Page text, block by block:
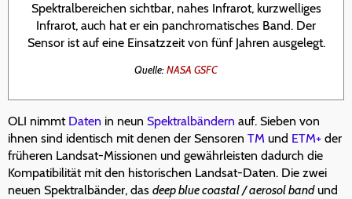
Spektralbereichen sichtbar, nahes Infrarot, kurzwelliges
Infrarot, auch hat er ein panchromatisches Band. Der
Sensor ist auf eine Einsatzzeit von fünf Jahren ausgelegt.
Quelle:NASA GSFC
OLI nimmt Daten in neun Spektralbändern auf. Sieben von
ihnen sind identisch mit denen der Sensoren TM und ETM+ der
früheren Landsat-Missionen und gewährleisten dadurch die
Kompatibilität mit den historischen Landsat-Daten. Die zwei
neuen Spektralbänder, das deep blue coastal / aerosol bandund